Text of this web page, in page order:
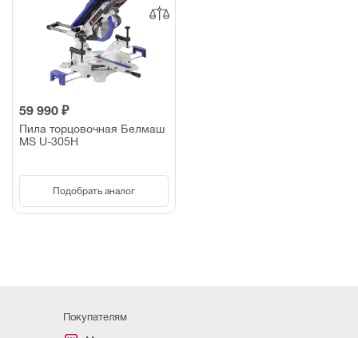
59 990 ₽
Пила торцовочная Белмаш
MS U-305H
Подобрать аналог
Покупателям